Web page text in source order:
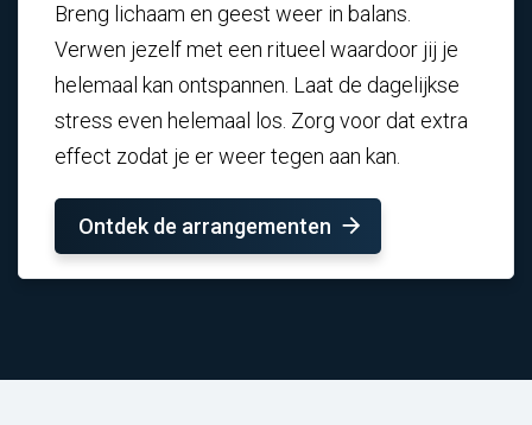
Breng lichaam en geest weer in balans.
Verwen jezelf met een ritueel waardoor jij je
helemaal kan ontspannen. Laat de dagelijkse
stress even helemaal los. Zorg voor dat extra
effect zodat je er weer tegen aan kan.
Ontdek de arrangementen